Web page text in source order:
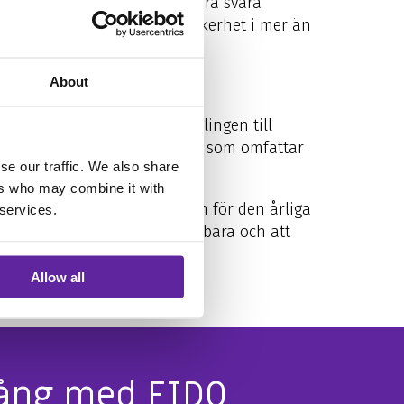
About
our traffic. We also share
who may combine it with
Allow all
att uppnå högre säkerhet i mer än
med den tekniska utvecklingen till
tjänstekoncept som omfattar
att uppfylla minimikraven för den årliga
system som är särskilt sårbara och att